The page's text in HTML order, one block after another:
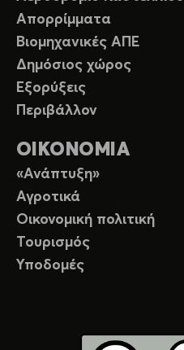
Απορρίμματα
Βιομηχανικές ΑΠΕ
Δημόσιος χώρος
Εξορύξεις
Περιβάλλον
ΟΙΚΟΝΟΜΙΑ
«Ανάπτυξη»
Αγροτικά
Οικονομική πολιτική
Τουρισμός
Υποδομές